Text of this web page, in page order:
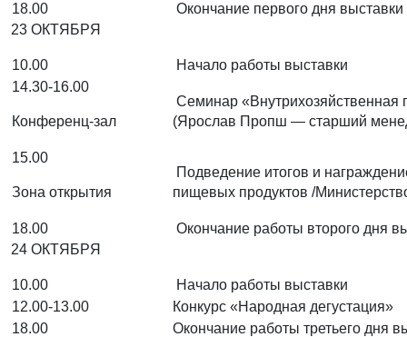
18.00
Окончание первого дня выставки
23 ОКТЯБРЯ
10.00
Начало работы выставки
14.30-16.00
Конференц-зал
Семинар «Внутрихозяйственная
(Ярослав Пропш — старший
15.00
Зона открытия
Подведение итогов и
пищевых продуктов /
18.00
Окончание работы второго дня
24 ОКТЯБРЯ
10.00
Начало работы выставки
12.00-13.00
Конкурс «Народная дегустация»
18.00
Окончание работы третьего дня